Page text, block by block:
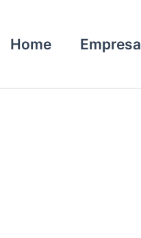
Home Empresa